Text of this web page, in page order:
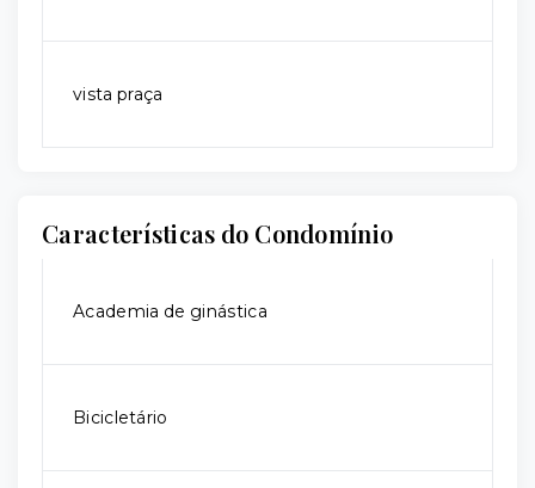
vista praça
Características do Condomínio
Academia de ginástica
Bicicletário